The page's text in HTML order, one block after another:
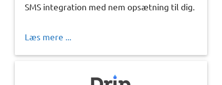
SMS integration med nem opsætning til dig.
Læs mere ...